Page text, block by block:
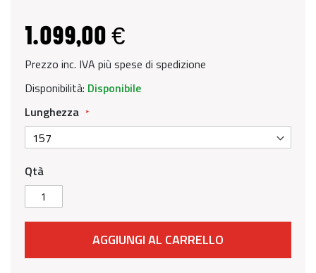
1.099,00 €
Prezzo inc. IVA più spese di spedizione
Disponibilità: Disponibile
Lunghezza
Qtà
AGGIUNGI AL CARRELLO